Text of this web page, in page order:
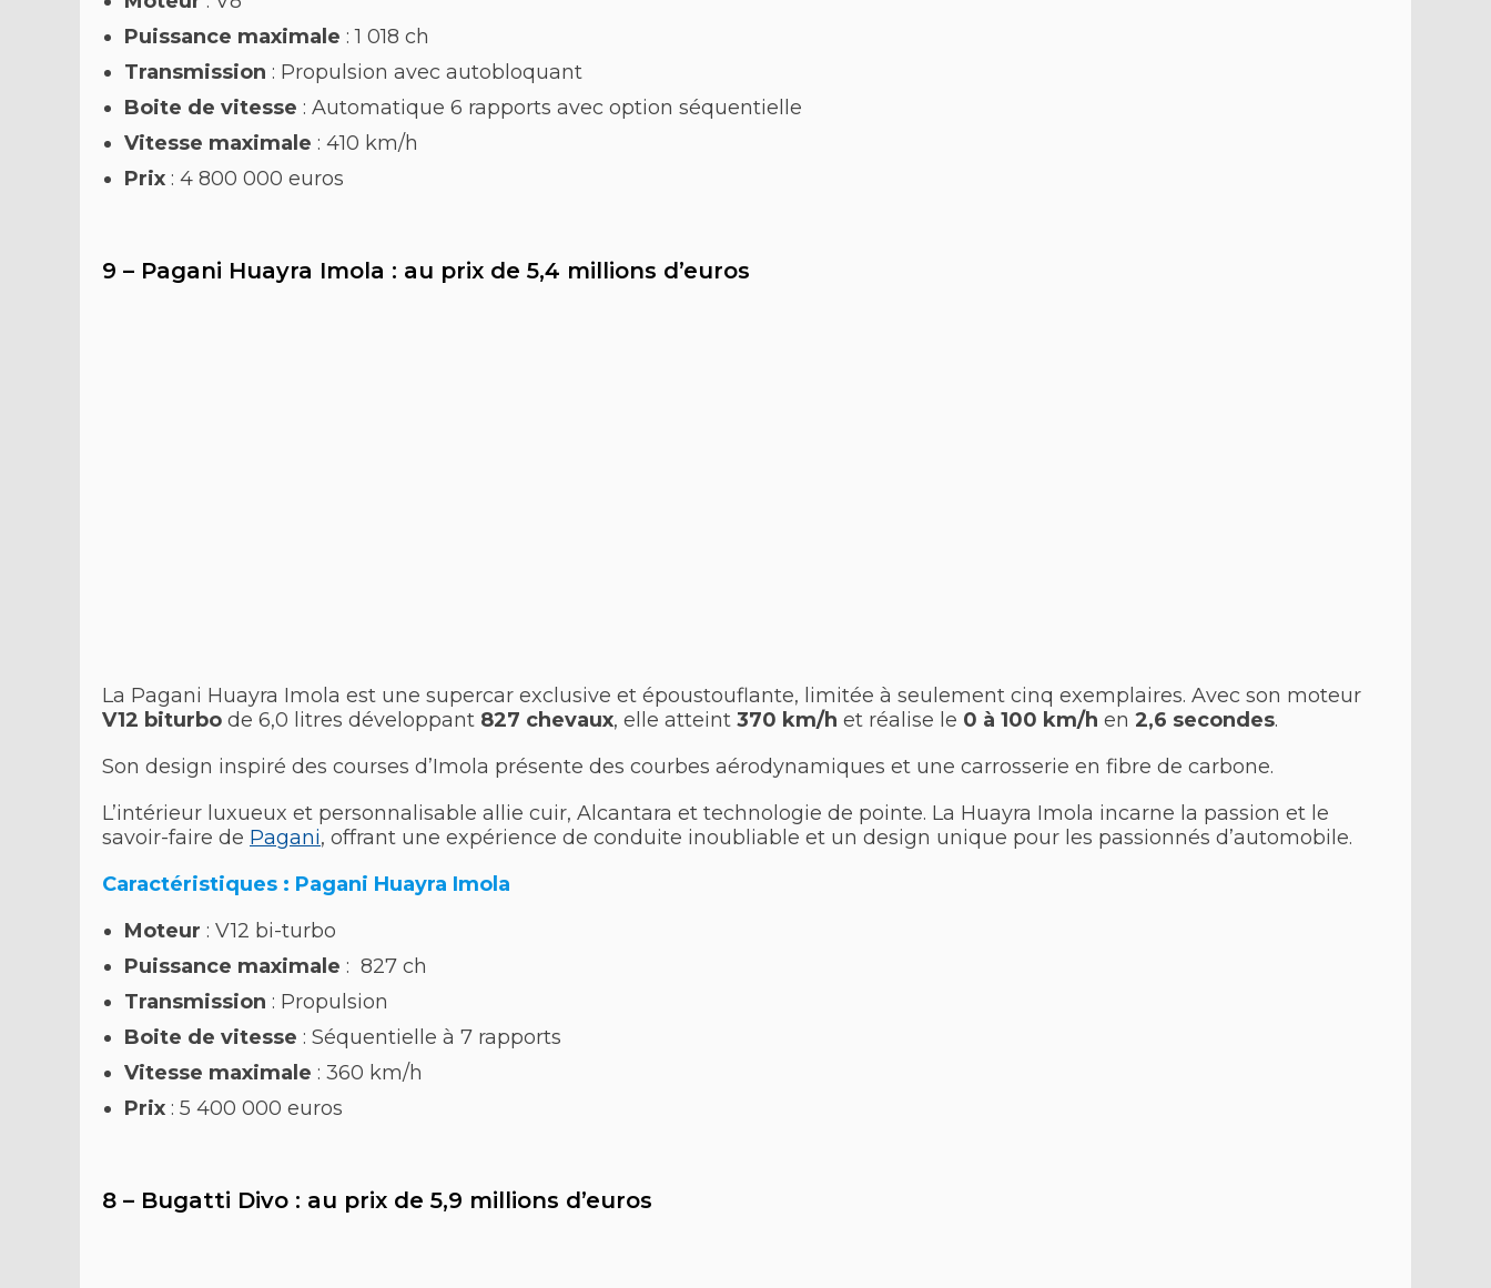
Puissance maximale : 1 018 ch
Transmission : Propulsion avec autobloquant
Boite de vitesse : Automatique 6 rapports avec option séquentielle
Vitesse maximale : 410 km/h
Prix : 4 800 000 euros
9 – Pagani Huayra Imola : au prix de 5,4 millions d’euros
La Pagani Huayra Imola est une supercar exclusive et époustouflante, limitée à seulement cinq exemplaires. Avec son moteur
V12 biturbo de 6,0 litres développant 827 chevaux, elle atteint 370 km/h et réalise le 0 à 100 km/h en 2,6 secondes.
Son design inspiré des courses d’Imola présente des courbes aérodynamiques et une carrosserie en fibre de carbone.
L’intérieur luxueux et personnalisable allie cuir, Alcantara et technologie de pointe. La Huayra Imola incarne la passion et le
savoir-faire de Pagani, offrant une expérience de conduite inoubliable et un design unique pour les passionnés d’automobile.
Caractéristiques : Pagani Huayra Imola
Moteur : V12 bi-turbo
Puissance maximale : 827 ch
Transmission : Propulsion
Boite de vitesse : Séquentielle à 7 rapports
Vitesse maximale : 360 km/h
Prix : 5 400 000 euros
8 – Bugatti Divo : au prix de 5,9 millions d’euros